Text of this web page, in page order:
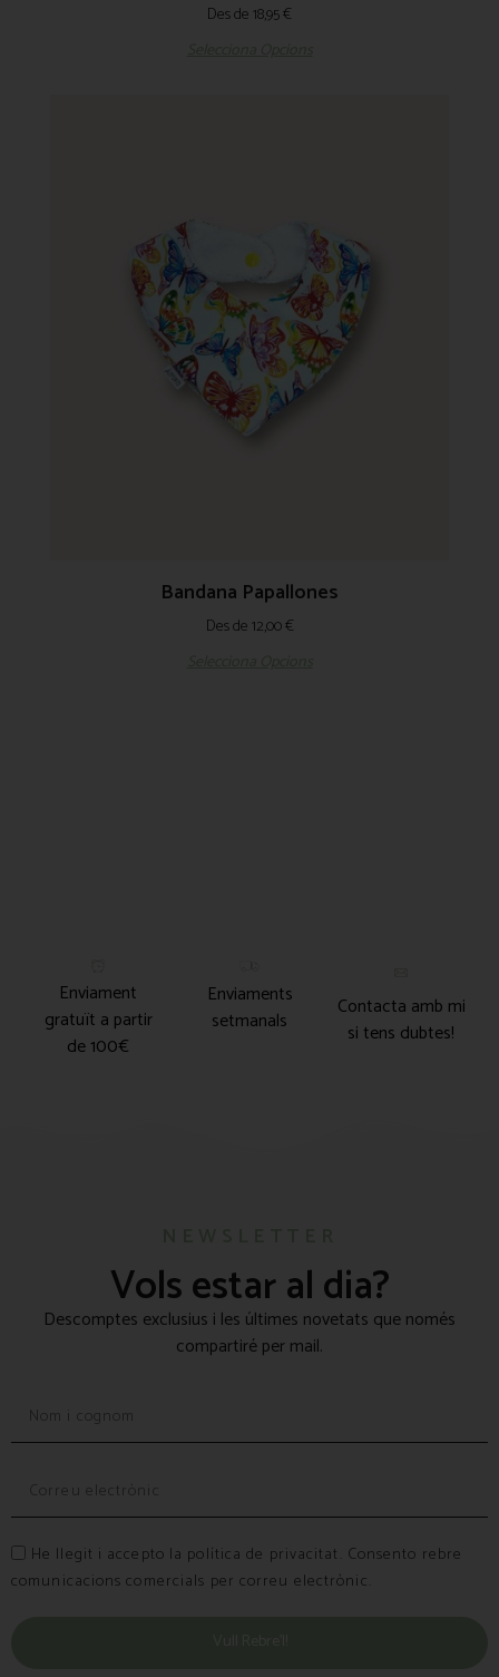
Des de18,95€
Bandana Papallones
Des de12,00€
Enviament
gratuït a partir
de 100€
Enviaments
setmanals
Contacta amb mi
si tens dubtes!
Vols estar al dia?
Descomptes exclusius i les últimes novetats que només
compartiré per mail.
He llegit i accepto la política de privacitat. Consento rebre
comunicacions comercials per correu electrònic.